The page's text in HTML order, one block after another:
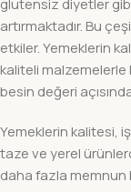
glutensiz diyetler
artırmaktadır. Bu
etkiler. Yemeklerin
kaliteli
besin değeri
Yemeklerin kalitesi,
taze ve yerel
daha fazla memnun